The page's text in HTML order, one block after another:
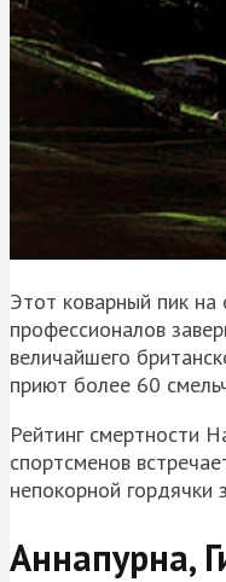
Этот коварный пик
профессионалов
величайшего
приют более 60
Рейтинг смертности
спортсменов
непокорной гордячки
Аннапурна,